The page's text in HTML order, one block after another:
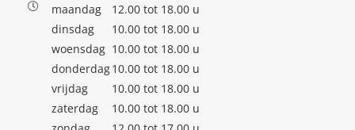
maandag
12.00 tot 18.00 u
dinsdag
10.00 tot 18.00 u
woensdag 10.00 tot 18.00 u
donderdag10.00 tot 18.00 u
vrijdag
10.00 tot 18.00 u
zaterdag
10.00 tot 18.00 u